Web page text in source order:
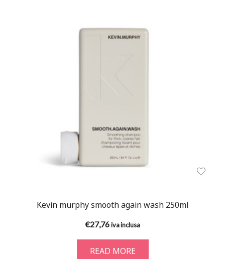
Kevin murphy smooth again wash 250ml
€27,76iva inclusa
READ MORE